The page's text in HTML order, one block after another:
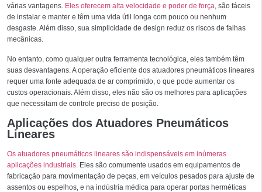
várias vantagens. Eles oferecem alta velocidade e poder de força, são fáceis
de instalar e manter e têm uma vida útil longa com pouco ou nenhum
desgaste. Além disso, sua simplicidade de design reduz os riscos de falhas
mecânicas.
No entanto, como qualquer outra ferramenta tecnológica, eles também têm
suas desvantagens. A operação eficiente dos atuadores pneumáticos lineares
requer uma fonte adequada de ar comprimido, o que pode aumentar os
custos operacionais. Além disso, eles não são os melhores para aplicações
que necessitam de controle preciso de posição.
Aplicações dos Atuadores Pneumáticos
Lineares
Os atuadores pneumáticos lineares são indispensáveis em inúmeras
aplicações industriais. Eles são comumente usados em equipamentos de
fabricação para movimentação de peças, em veículos pesados para ajuste de
assentos ou espelhos, e na indústria médica para operar portas herméticas